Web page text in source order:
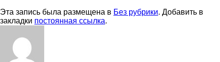
Эта запись была размещена в Без рубрики. Добавить в
закладки постоянная ссылка.